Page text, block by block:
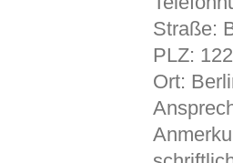
Straße:
PLZ:
Ort: